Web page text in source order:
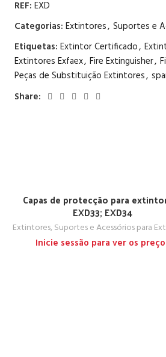
REF: EXD
Categorias: Extintores, Suportes e
Etiquetas: Extintor Certificado,
Extintores Exfaex, Fire Extinguisher,
Peças de Substituição Extintores,
Share:
Capas de protecção para
EXD33; EXD34
Extintores,Suportes e Acessórios para
Inicie sessão para ver os